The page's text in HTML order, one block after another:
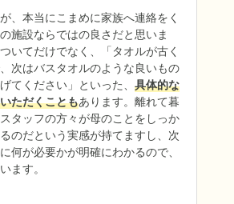
、本当にこまめに家族へ連絡をく
施設ならではの良さだと思いま
いてだけでなく、「タオルが古く
次はバスタオルのような良いもの
てください」といった、 具体的な
ただくこともあります。離れて暮
タッフの方々が母のことをしっか
のだという実感が持てますし、次
何が必要かが明確にわかるので、
ます。